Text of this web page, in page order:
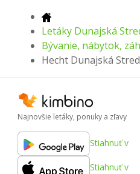
Letáky Dunajská
Bývanie, nábytok,
Hecht Dunajská
Najnovšie letáky, ponuky a zľavy
Stiahnuť v
Stiahnuť v